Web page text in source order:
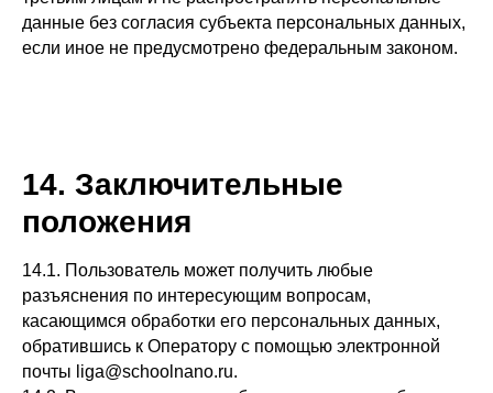
данные без согласия субъекта персональных данных,
если иное не предусмотрено федеральным законом.
14. Заключительные
положения
14.1. Пользователь может получить любые
разъяснения по интересующим вопросам,
касающимся обработки его персональных данных,
обратившись к Оператору с помощью электронной
почты liga@schoolnano.ru.